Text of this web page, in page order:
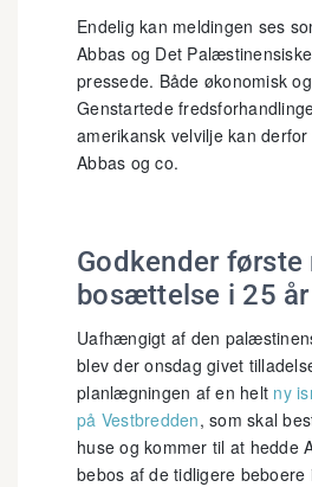
Endelig kan meldingen ses
Abbas og Det
pressede. Både økonomisk
Genstartede
amerikansk velvilje kan
Abbas og co.
Godkender første
bosættelse i 25 år
Uafhængigt af den
blev der onsdag givet
planlægningen af en helt ny
på Vestbredden, som skal
huse og kommer til at hedde
bebos af de tidligere beboere